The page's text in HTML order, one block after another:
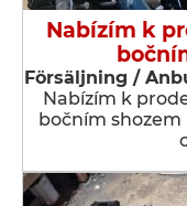
Nabízím k
Försäljning /
Nabízím k
bočním shozem